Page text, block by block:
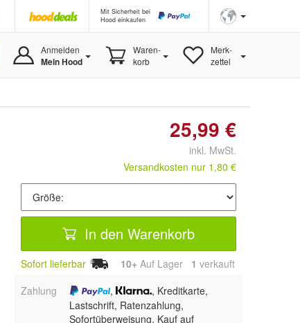
Mit Sicherheit bei
Hood einkaufen
Anmelden
Mein Hood
Waren-
korb
Merk-
zettel
25,99 €
inkl. MwSt.
Versandkosten nur 1,80 €
In den Warenkorb
Sofort lieferbar 10+ Auf Lager 1 verkauft
Zahlung
,
, Kreditkarte,
Lastschrift, Ratenzahlung,
Sofortüberweisung, Kauf auf